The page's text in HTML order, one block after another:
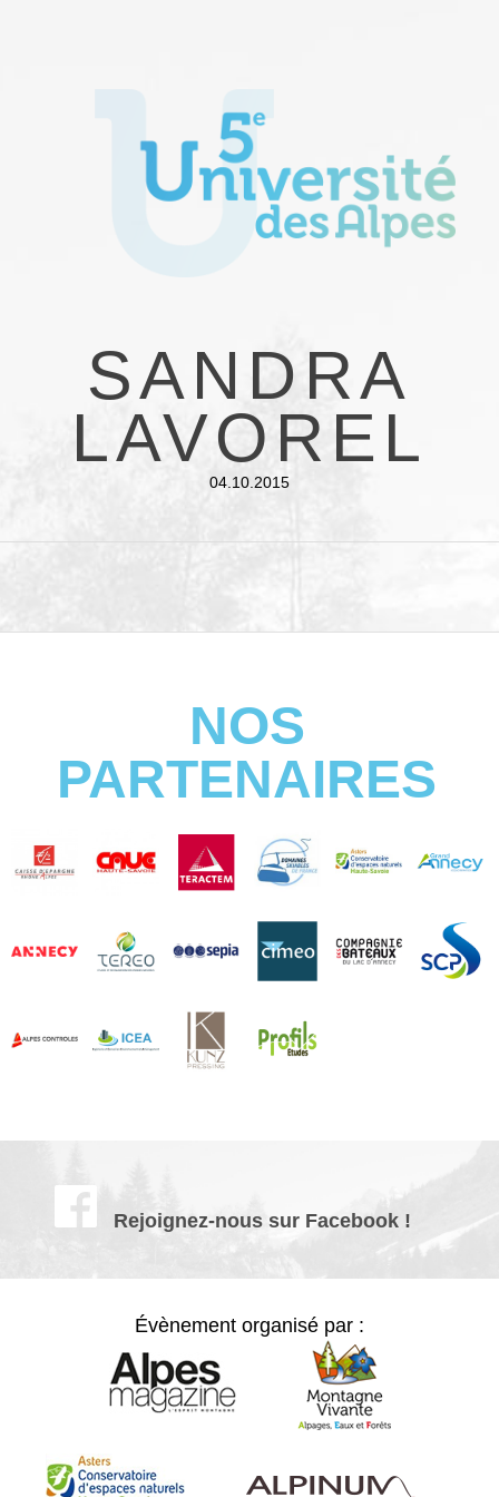
SANDRA
LAVOREL
04.10.2015
NOS
PARTENAIRES
Rejoignez-nous sur Facebook !
Évènement organisé par :